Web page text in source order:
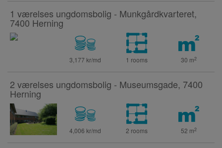
1 værelses ungdomsbolig - Munkgårdkvarteret,
7400 Herning
3,177 kr/md 1 rooms 30 m2
2 værelses ungdomsbolig - Museumsgade, 7400
Herning
4,006 kr/md 2 rooms 52 m2